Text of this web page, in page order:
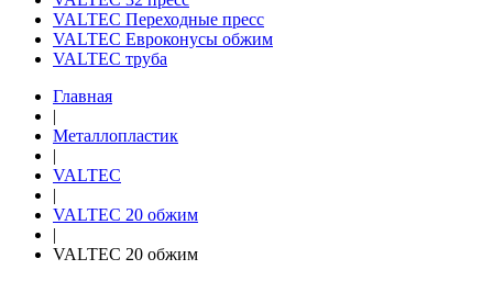
VALTEC Переходные пресс
VALTEC Евроконусы обжим
VALTEC труба
Главная
|
Металлопластик
|
VALTEC
|
VALTEC 20 обжим
|
VALTEC 20 обжим